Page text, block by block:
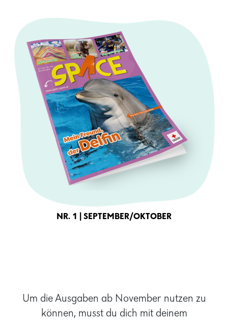
NR. 1 | SEPTEMBER/OKTOBER
Um die Ausgaben ab November nutzen zu
können, musst du dich mit deinem